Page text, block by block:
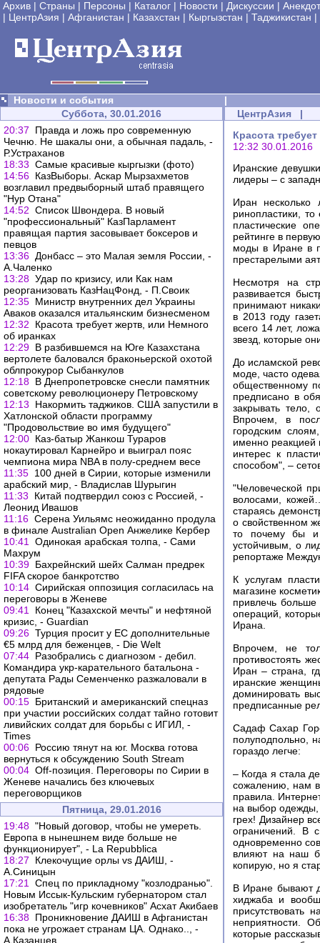
Архив | Страны | Персоны | Каталог | Новости | Дискуссии |
| ЦентрАзия | Афганистан | Казахстан | Кыргызстан | Таджикистан |
Новости и события
|
Суббота, 30.01.2016
20:37
Правда и ложь про современную
Чечню. Не шакалы они, а обычная падаль, -
Р.Устраханов
18:33 Самые красивые кыргызки (фото)
14:56 КазВыборы. Аскар Мырзахметов
возглавил предвыборный штаб правящего
"Нур Отана"
14:52 Список Швондера. В новый
"профессиональный" КазПарламент
правящая партия засовывает боксеров и
певцов
13:36 Донбасс – это Малая земля России, -
А.Чаленко
13:28 Удар по кризису, или Как нам
реорганизовать КазНацФонд, - П.Своик
12:35 Министр внутренних дел Украины
Аваков оказался итальянским бизнесменом
12:32
Красота требует жертв, или Немного
об иранках
12:29 В разбившемся на Юге Казахстана
вертолете баловался браконьерской охотой
облпрокурор Сыбанкулов
12:18 В Днепропетровске снесли памятник
советскому революционеру Петровскому
12:13
Накормить таджиков. США запустили в
Хатлонской области программу
"Продовольствие во имя будущего"
12:00 Каз-батыр Жанкош Тураров
нокаутировал Карнейро и выиграл пояс
чемпиона мира NBA в полу-среднем весе
11:35 100 дней в Сирии, которые изменили
арабский мир, - Владислав Шурыгин
11:33
Китай подтвердил союз с Россией, -
Леонид Ивашов
11:16 Серена Уильямс неожиданно продула
в финале Australian Open Анжелике Кербер
10:41
Одинокая арабская толпа, - Сами
Махрум
10:39 Бахрейнский шейх Салман предрек
FIFA скорое банкротство
10:14 Сирийская оппозиция согласилась на
переговоры в Женеве
09:41
Конец "Казахской мечты" и нефтяной
кризис, - Guardian
09:26 Турция просит у ЕС дополнительные
€5 млрд для беженцев, - Die Welt
07:44 Разобрались с диагнозом - дебил.
Командира укр-карательного батальона -
депутата Рады Семенченко разжаловали в
рядовые
00:15 Британский и американский спецназ
при участии российских солдат тайно готовит
ливийских солдат для борьбы с ИГИЛ, -
Times
00:06 Россию тянут на юг. Москва готова
вернуться к обсуждению South Stream
00:04 Off-позиция. Переговоры по Сирии в
Женеве начались без ключевых
переговорщиков
Пятница, 29.01.2016
19:48 "Новый договор, чтобы не умереть.
Европа в нынешнем виде больше не
функционирует", - La Repubblica
18:27
Клекочущие орлы vs ДАИШ, -
А.Синицын
17:21
Спец по прикладному "козлодранью".
Новым Иссык-Кульским губернатором стал
изобретатель "игр кочевников" Асхат Акибаев
16:38 Проникновение ДАИШ в Афганистан
пока не угрожает странам ЦА. Однако.., -
А.Казанцев
ЦентрАзия |
Красота
12:32 30.01.2016
Иранские
лидеры – с
Иран несколько
ринопластики,
пластические
рейтинге в
моды в Иране в
престарелыми
Несмотря на
развивается
принимают
в 2013 году
всего 14 лет,
звезд, которые
До исламской
моде, часто
общественному
предписано в
закрывать тело,
Впрочем, в
городским
именно
интерес к
способом", –
"Человеческой
волосами,
стараясь
о свойственном
то почему бы и
устойчивым, о
репортаже
К услугам
магазине
привлечь больше
операций,
Ирана.
Впрочем, не
противостоять
Иран – страна,
иранские
доминировать
предписанные
Садаф Сахар
полуподпольно,
гораздо легче:
– Когда я стала
сожалению, нам
правила.
на выбор одежды,
грех! Дизайнер
ограничений. В
одновременно
влияют на наш
копирую, но я
В Иране бывают
хиджаба и
неприятности.
которые